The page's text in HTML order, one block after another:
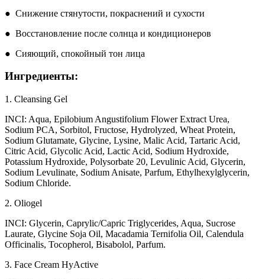
● Снижение стянутости, покраснений и сухости
● Восстановление после солнца и кондиционеров
● Сияющий, спокойный тон лица
Ингредиенты:
1. Cleansing Gel
INCI: Aqua, Epilobium Angustifolium Flower Extract Urea,
Sodium PCA, Sorbitol, Fructose, Hydrolyzed, Wheat Protein,
Sodium Glutamate, Glycine, Lysine, Malic Acid, Tartaric Acid,
Citric Acid, Glycolic Acid, Lactic Acid, Sodium Hydroxide,
Potassium Hydroxide, Polysorbate 20, Levulinic Acid, Glycerin,
Sodium Levulinate, Sodium Anisate, Parfum, Ethylhexylglycerin,
Sodium Chloride.
2. Oliogel
INCI: Glycerin, Caprylic/Capric Triglycerides, Aqua, Sucrose
Laurate, Glycine Soja Oil, Macadamia Ternifolia Oil, Calendula
Officinalis, Tocopherol, Bisabolol, Parfum.
3. Face Cream HyActive